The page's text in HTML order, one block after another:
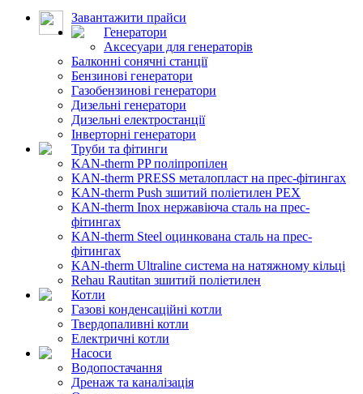
Завантажити прайси
Генератори
Аксесуари для генераторів
Балконні сонячні станції
Бензинові генератори
Газобензинові генератори
Дизельні генератори
Дизельні електростанції
Інверторні генератори
Труби та фітинги
KAN-therm PP поліпропілен
KAN-therm PRESS металопласт на прес-фітингах
KAN-therm Push зшитий поліетилен PEX
KAN-therm Inox нержавіюча сталь на прес-
фітингах
KAN-therm Steel оцинкована сталь на прес-
фітингах
KAN-therm Ultraline система на натяжному кільці
Rehau Rautitan зшитий поліетилен
Котли
Газові конденсаційні котли
Твердопаливні котли
Електричні котли
Насоси
Водопостачання
Дренаж та каналізація